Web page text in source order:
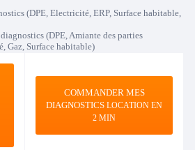
(DPE, Electricité, ERP, Surface habitable,
(DPE, Amiante des parties
Gaz, Surface habitable)
COMMANDER MES
DIAGNOSTICS LOCATION EN
2 MIN